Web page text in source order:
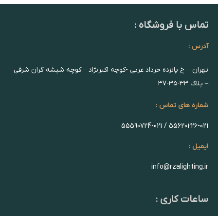
تماس با فروشگاه :
آدرس :
تهران – خ پانزده خرداد غربی -کوچه اکبرنژاد – کوچه شیشه گران شرقی
– پلاک ۳۳-۳۵-۳۷
شماره های تماس :
55620226-021 / 55590724-021
ایمیل :
info@rzalighting.ir
ساعات کاری :